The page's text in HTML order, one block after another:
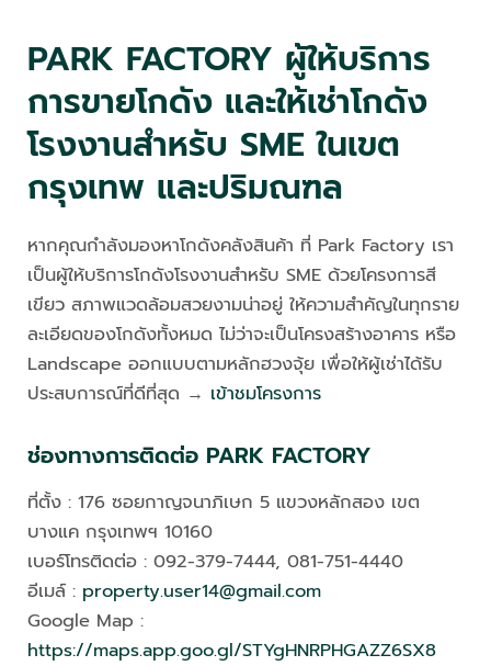
PARK FACTORY ผู้ให้บริการ
การขายโกดัง และให้เช่าโกดัง
โรงงานสำหรับ SME ในเขต
กรุงเทพ และปริมณฑล
หากคุณกำลังมองหาโกดังคลังสินค้า ที่ Park Factory เรา
เป็นผู้ให้บริการโกดังโรงงานสำหรับ SME ด้วยโครงการสี
เขียว สภาพแวดล้อมสวยงามน่าอยู่ ให้ความสำคัญในทุกราย
ละเอียดของโกดังทั้งหมด ไม่ว่าจะเป็นโครงสร้างอาคาร หรือ
Landscape ออกแบบตามหลักฮวงจุ้ย เพื่อให้ผู้เช่าได้รับ
ประสบการณ์ที่ดีที่สุด → เข้าชมโครงการ
ช่องทางการติดต่อ PARK FACTORY
ที่ตั้ง : 176 ซอยกาญจนาภิเษก 5 แขวงหลักสอง เขต
บางแค กรุงเทพฯ 10160
เบอร์โทรติดต่อ : 092-379-7444, 081-751-4440
อีเมล์ : property.user14@gmail.com
Google Map :
https://maps.app.goo.gl/STYgHNRPHGAZZ6SX8